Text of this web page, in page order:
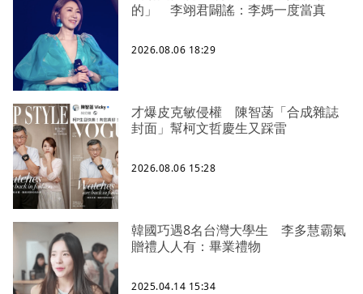
的」 李翊君闢謠：李媽一度當真
2026.08.06 18:29
才爆皮克敏侵權 陳智菡「合成雜誌
封面」幫柯文哲慶生又踩雷
2026.08.06 15:28
韓國巧遇8名台灣大學生 李多慧霸氣
贈禮人人有：畢業禮物
2025.04.14 15:34